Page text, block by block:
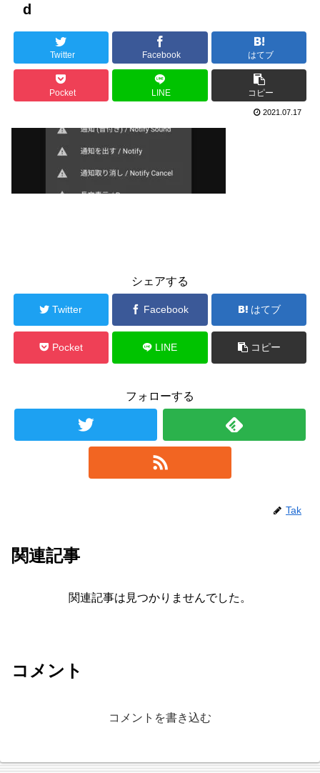
d
Twitter Facebook はてブ
Pocket LINE コピー
2021.07.17
シェアする
Twitter Facebook はてブ
Pocket LINE コピー
フォローする
Tak
関連記事
関連記事は見つかりませんでした。
コメント
コメントを書き込む